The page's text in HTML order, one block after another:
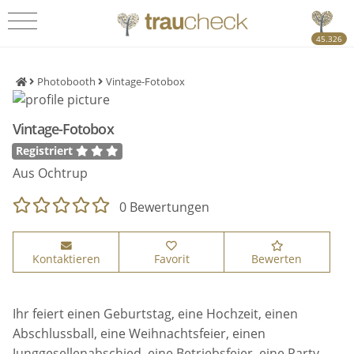
45.326
Photobooth Vintage-Fotobox
Vintage-Fotobox
Registriert
Aus Ochtrup
0 Bewertungen
Kontaktieren Favorit Bewerten
Ihr feiert einen Geburtstag, eine Hochzeit, einen
Abschlussball, eine Weihnachtsfeier, einen